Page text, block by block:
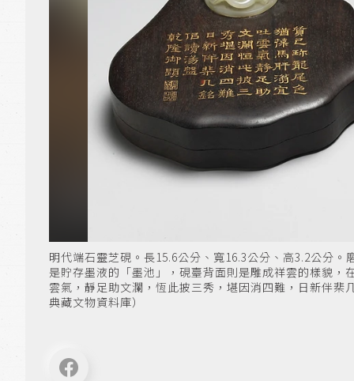
明代端石靈芝硯。長15.6公分、寬16.3公分、高3.2公分
是貯存墨液的「墨池」，硯臺背面則是雕成祥雲的樣貌
雲氣，靜足助文瀾，恆此披三秀，堪因消四難，日新伴
典藏文物資料庫）